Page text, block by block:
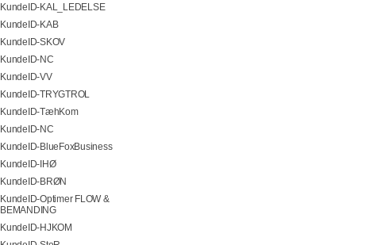
KundeID-KAL_LEDELSE
KundeID-KAB
KundeID-SKOV
KundeID-NC
KundeID-VV
KundeID-TRYGTROL
KundeID-TæhKom
KundeID-NC
KundeID-BlueFoxBusiness
KundeID-IHØ
KundeID-BRØN
KundeID-Optimer FLOW &
BEMANDING
KundeID-HJKOM